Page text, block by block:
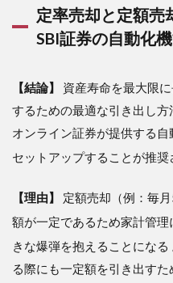
定率売却と定額売
SBI証券の自動化
【結論】
資産寿命を最大限
するための最適な引き出し
オンライン証券が提供する
セットアップすることが推奨
【理由】
定額売却（例：毎
額が一定であるため家計管理
きな爆弾を抱えることになる
る際にも一定額を引き出す